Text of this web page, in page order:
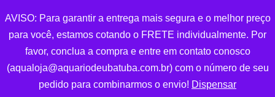
0
AVISO: Para garantir a entrega mais segura e o melhor preço
para você, estamos cotando o FRETE individualmente. Por
favor, conclua a compra e entre em contato conosco
(aqualoja@aquariodeubatuba.com.br) com o número de seu
pedido para combinarmos o envio! Dispensar